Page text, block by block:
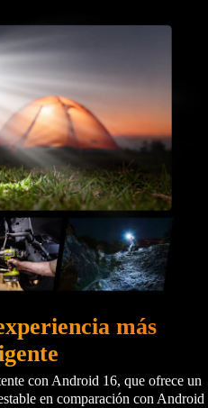
más
con Android 16, que ofrece un
en comparación con Android